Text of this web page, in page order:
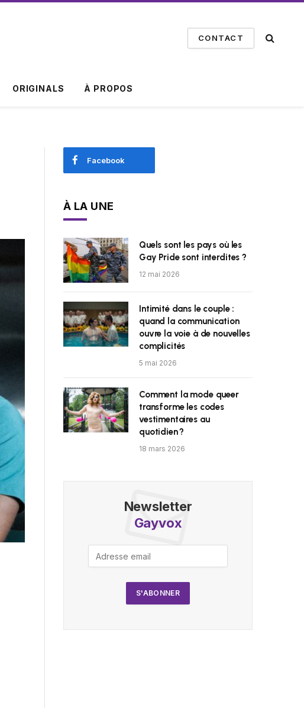
CONTACT
ORIGINALS À PROPOS
Facebook
À LA UNE
Quels sont les pays où les
Gay Pride sont interdites ?
12 mai 2026
Intimité dans le couple :
quand la communication
ouvre la voie à de nouvelles
complicités
5 mai 2026
Comment la mode queer
transforme les codes
vestimentaires au
quotidien ?
18 mars 2026
Newsletter
Gayvox